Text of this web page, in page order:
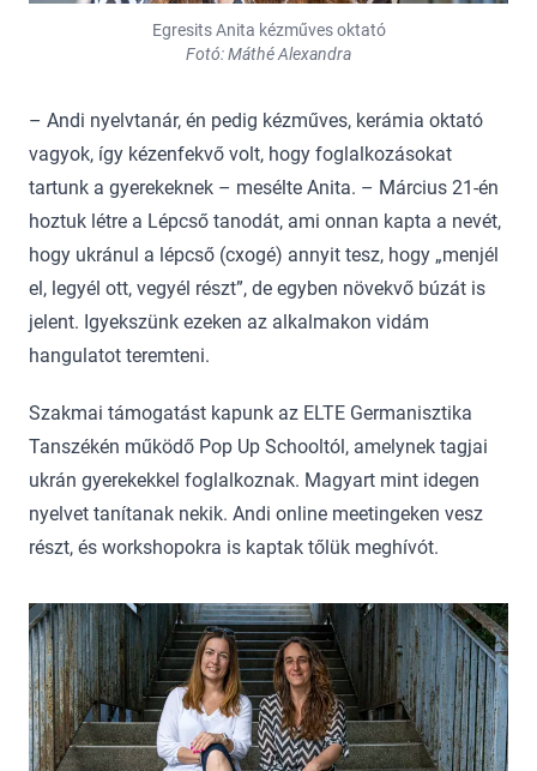
Egresits Anita kézműves oktató
Fotó: Máthé Alexandra
– Andi nyelvtanár, én pedig kézműves, kerámia oktató
vagyok, így kézenfekvő volt, hogy foglalkozásokat
tartunk a gyerekeknek – mesélte Anita. – Március 21-én
hoztuk létre a Lépcső tanodát, ami onnan kapta a nevét,
hogy ukránul a lépcső (cxogé) annyit tesz, hogy „menjél
el, legyél ott, vegyél részt”, de egyben növekvő búzát is
jelent. Igyekszünk ezeken az alkalmakon vidám
hangulatot teremteni.
Szakmai támogatást kapunk az ELTE Germanisztika
Tanszékén működő Pop Up Schooltól, amelynek tagjai
ukrán gyerekekkel foglalkoznak. Magyart mint idegen
nyelvet tanítanak nekik. Andi online meetingeken vesz
részt, és workshopokra is kaptak tőlük meghívót.